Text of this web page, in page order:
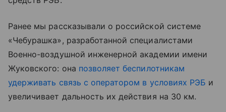
Ранее мы рассказывали о российской системе
«Чебурашка», разработанной специалистами
Военно-воздушной инженерной академии имени
Жуковского: она позволяет беспилотникам
удерживать связь с оператором в условиях РЭБ и
увеличивает дальность их действия на 30 км.